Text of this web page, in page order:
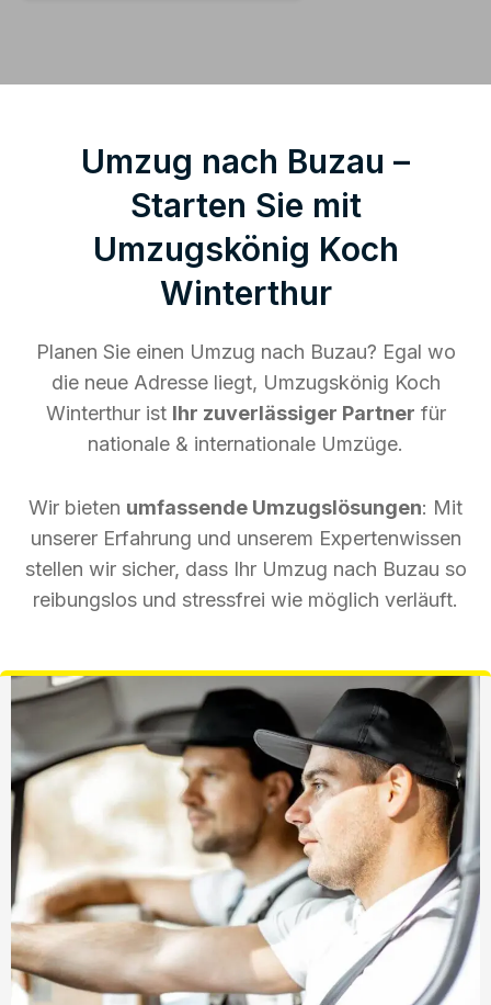
Umzug nach Buzau –
Starten Sie mit
Umzugskönig Koch
Winterthur
Planen Sie einen Umzug nach Buzau? Egal wo
die neue Adresse liegt, Umzugskönig Koch
Winterthur ist Ihr zuverlässiger Partner für
nationale & internationale Umzüge.
Wir bieten umfassende Umzugslösungen: Mit
unserer Erfahrung und unserem Expertenwissen
stellen wir sicher, dass Ihr Umzug nach Buzau so
reibungslos und stressfrei wie möglich verläuft.